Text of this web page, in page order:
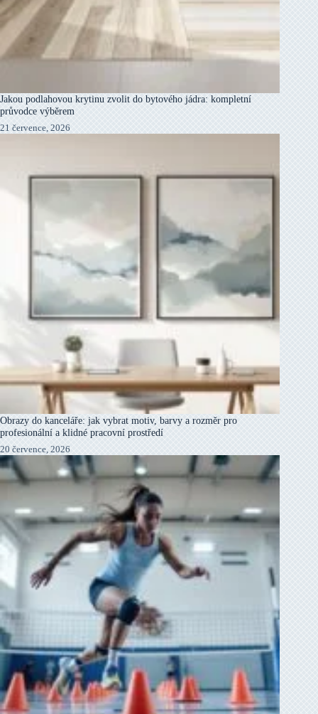
Jakou podlahovou krytinu zvolit do bytového jádra: kompletní
průvodce výběrem
21 července, 2026
Obrazy do kanceláře: jak vybrat motiv, barvy a rozměr pro
profesionální a klidné pracovní prostředí
20 července, 2026